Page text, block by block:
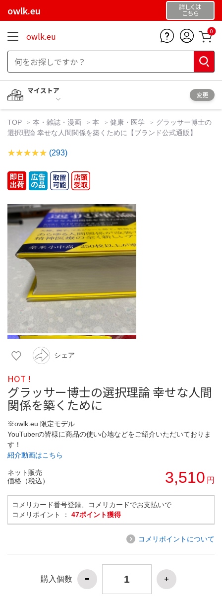
owlk.eu 詳しくは
こちら
owlk.eu 0
マイストア
変更
TOP 本・雑誌・漫画 本 健康・医学
グラッサー博士の
選択理論 幸せな人間関係を築くために【ブランド公式通販】
(293)
シェア
HOT !
グラッサー博士の選択理論 幸せな人間
関係を築くために
※owlk.eu 限定モデル
YouTuberの皆様に商品の使い心地などをご紹介いただいておりま
す！
紹介動画はこちら
ネット販売
価格（税込）
3,510 円
コメリカード番号登録、コメリカードでお支払いで
コメリポイント ： 47ポイント獲得
コメリポイントについて
購入個数